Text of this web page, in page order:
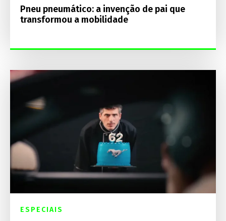
Pneu pneumático: a invenção de pai que
transformou a mobilidade
ESPECIAIS